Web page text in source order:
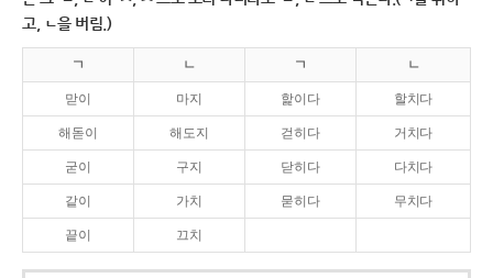
고, ㄴ을 버림.)
ㄱ ㄴ ㄱ ㄴ
맏이 마지 핥이다 할치다
해돋이 해도지 걷히다 거치다
굳이 구지 닫히다 다치다
같이 가치 묻히다 무치다
끝이 끄치